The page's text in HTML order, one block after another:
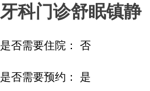
牙科门诊舒眠镇静
是否需要住院： 否
是否需要预约： 是